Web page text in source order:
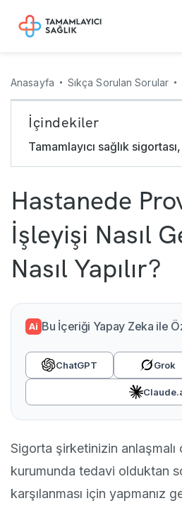
Anasayfa Sıkça Sorulan Sorular
İçindekiler
Hastanede
İşleyişi Nasıl
Nasıl Yapılır?
Ai Bu İçeriği Yapay Zeka ile
ChatGPT Grok
Sigorta şirketinizin anlaşmalı
kurumunda tedavi olduktan
karşılanması için yapmanız